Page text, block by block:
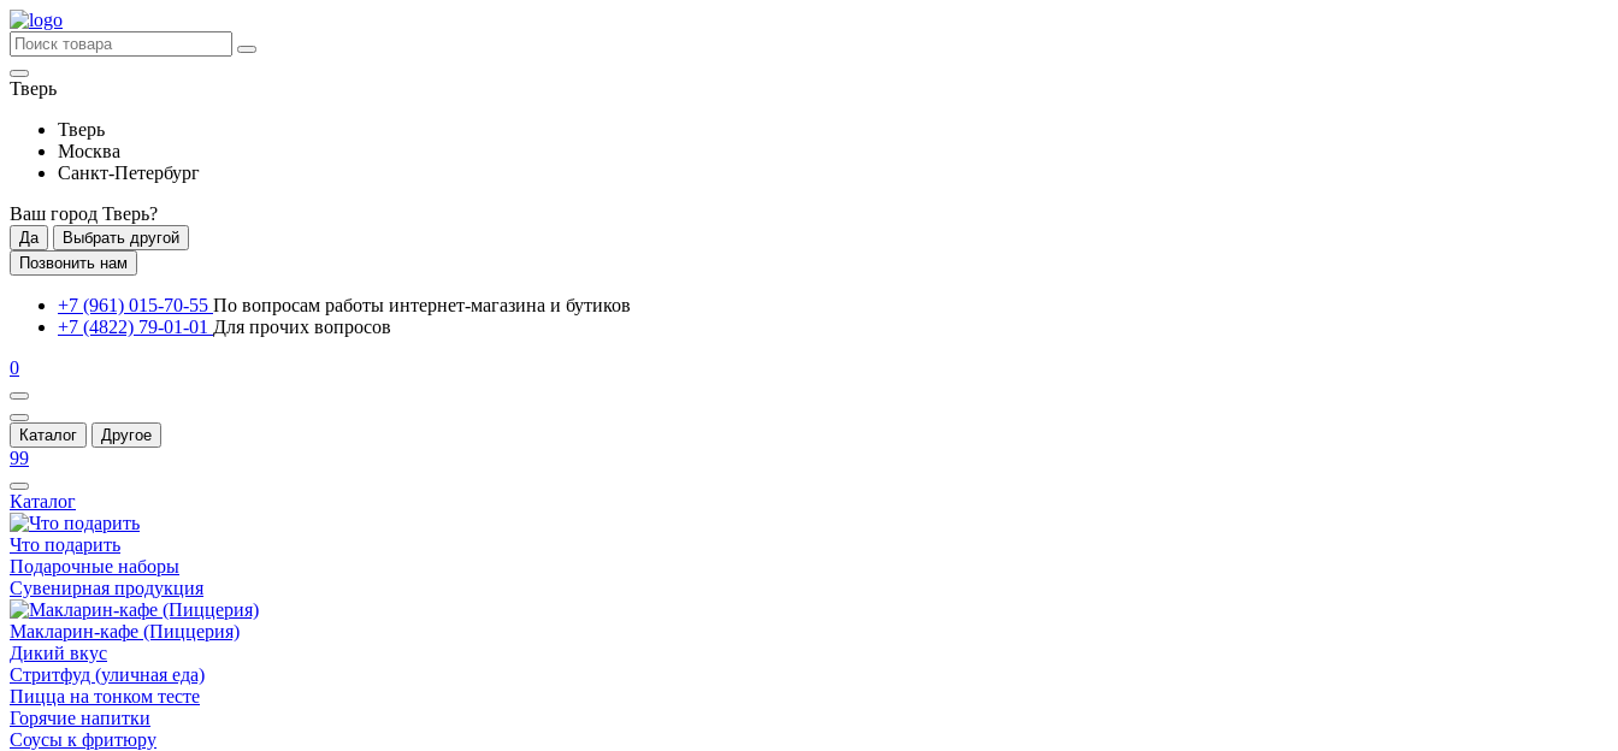
Тверь
Тверь
Москва
Санкт-Петербург
Ваш город Тверь?
Да
Выбрать другой
Позвонить нам
+7 (961) 015-70-55 По вопросам работы интернет-магазина и бутиков
+7 (4822) 79-01-01 Для прочих вопросов
0
Каталог Другое
99
Каталог
Что подарить
Подарочные наборы
Сувенирная продукция
Макларин-кафе (Пиццерия)
Дикий вкус
Стритфуд (уличная еда)
Пицца на тонком тесте
Горячие напитки
Соусы к фритюру